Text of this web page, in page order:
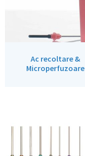
Ac recoltare &
Microperfuzoare